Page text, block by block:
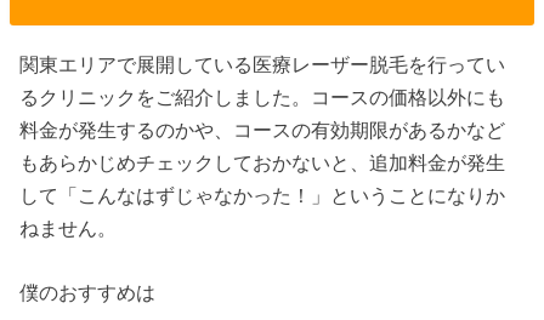
関東エリアで展開している医療レーザー脱毛を行ってい
るクリニックをご紹介しました。コースの価格以外にも
料金が発生するのかや、コースの有効期限があるかなど
もあらかじめチェックしておかないと、追加料金が発生
して「こんなはずじゃなかった！」ということになりか
ねません。
僕のおすすめは